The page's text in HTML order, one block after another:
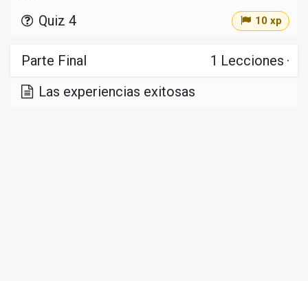
Quiz 4
10 xp
Parte Final 1 Lecciones ·
Las experiencias exitosas